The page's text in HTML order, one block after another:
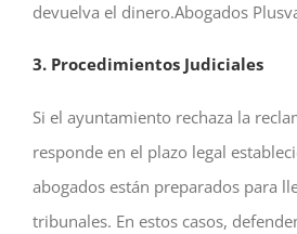
devuelva el dinero.Abogados
3. Procedimientos Judiciales
Si el ayuntamiento rechaza la
responde en el plazo legal
abogados están preparados para
tribunales. En estos casos,